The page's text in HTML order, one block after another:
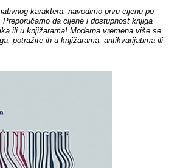
karaktera, navodimo prvu cijenu po
da cijene i dostupnost knjiga
ili u knjižarama! Moderna vremena više se
potražite ih u knjižarama, antikvarijatima ili